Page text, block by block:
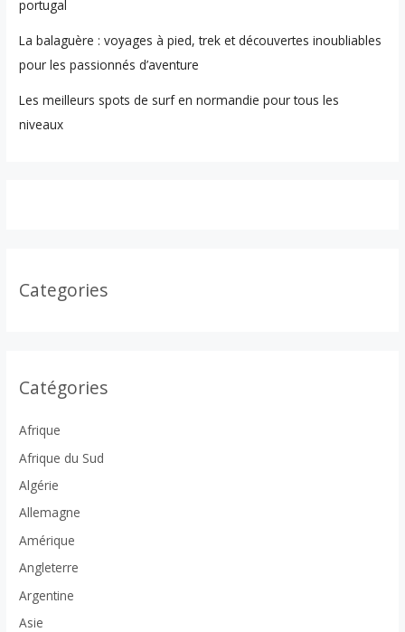
portugal
La balaguère : voyages à pied, trek et découvertes inoubliables
pour les passionnés d’aventure
Les meilleurs spots de surf en normandie pour tous les
niveaux
Categories
Catégories
Afrique
Afrique du Sud
Algérie
Allemagne
Amérique
Angleterre
Argentine
Asie